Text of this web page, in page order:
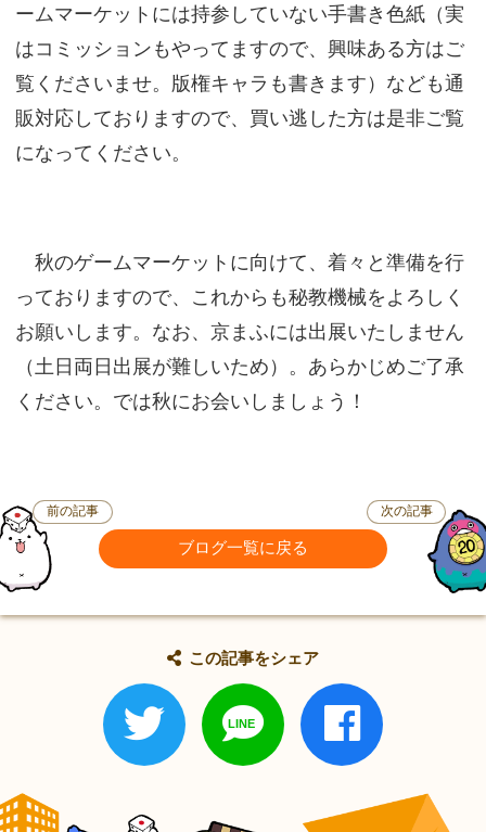
ームマーケットには持参していない手書き色紙（実
はコミッションもやってますので、興味ある方はご
覧くださいませ。版権キャラも書きます）なども通
販対応しておりますので、買い逃した方は是非ご覧
になってください。
秋のゲームマーケットに向けて、着々と準備を行
っておりますので、これからも秘教機械をよろしく
お願いします。なお、京まふには出展いたしません
（土日両日出展が難しいため）。あらかじめご了承
ください。では秋にお会いしましょう！
前の記事
ブログ一覧に戻る
次の記事
この記事をシェア